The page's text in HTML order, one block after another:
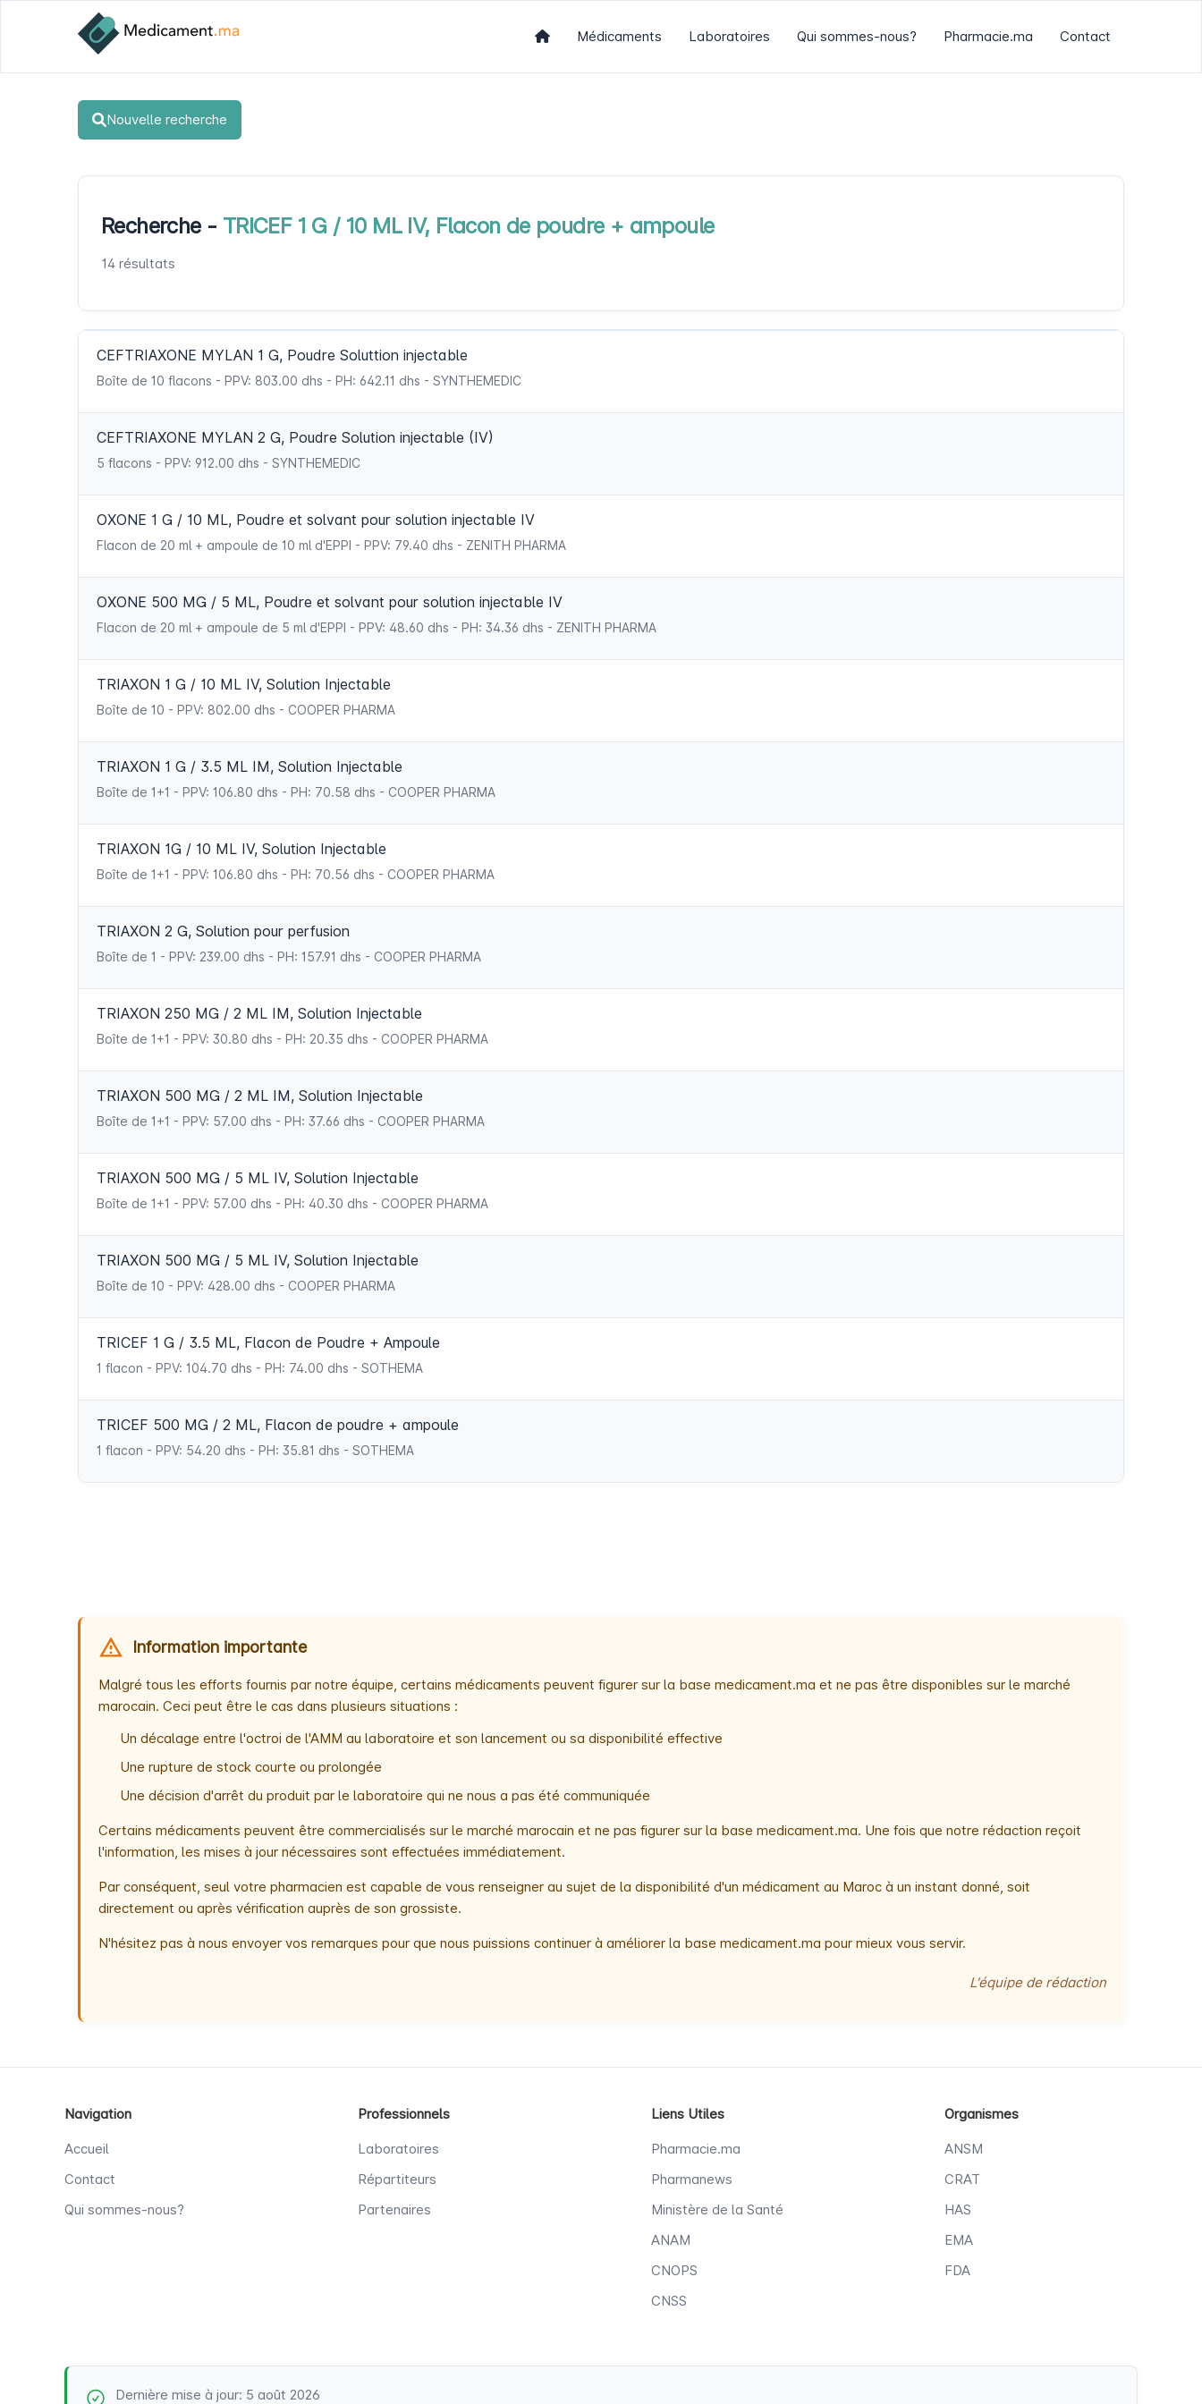
Médicaments Laboratoires Qui sommes-nous? Pharmacie.ma Contact
Nouvelle recherche
Recherche - TRICEF 1 G / 10 ML IV, Flacon de poudre + ampoule
14 résultats
CEFTRIAXONE MYLAN 1 G, Poudre Soluttion injectable
Boîte de 10 flacons - PPV: 803.00 dhs - PH: 642.11 dhs - SYNTHEMEDIC
CEFTRIAXONE MYLAN 2 G, Poudre Solution injectable (IV)
5 flacons - PPV: 912.00 dhs - SYNTHEMEDIC
OXONE 1 G / 10 ML, Poudre et solvant pour solution injectable IV
Flacon de 20 ml + ampoule de 10 ml d'EPPI - PPV: 79.40 dhs - ZENITH PHARMA
OXONE 500 MG / 5 ML, Poudre et solvant pour solution injectable IV
Flacon de 20 ml + ampoule de 5 ml d'EPPI - PPV: 48.60 dhs - PH: 34.36 dhs - ZENITH PHARMA
TRIAXON 1 G / 10 ML IV, Solution Injectable
Boîte de 10 - PPV: 802.00 dhs - COOPER PHARMA
TRIAXON 1 G / 3.5 ML IM, Solution Injectable
Boîte de 1+1 - PPV: 106.80 dhs - PH: 70.58 dhs - COOPER PHARMA
TRIAXON 1G / 10 ML IV, Solution Injectable
Boîte de 1+1 - PPV: 106.80 dhs - PH: 70.56 dhs - COOPER PHARMA
TRIAXON 2 G, Solution pour perfusion
Boîte de 1 - PPV: 239.00 dhs - PH: 157.91 dhs - COOPER PHARMA
TRIAXON 250 MG / 2 ML IM, Solution Injectable
Boîte de 1+1 - PPV: 30.80 dhs - PH: 20.35 dhs - COOPER PHARMA
TRIAXON 500 MG / 2 ML IM, Solution Injectable
Boîte de 1+1 - PPV: 57.00 dhs - PH: 37.66 dhs - COOPER PHARMA
TRIAXON 500 MG / 5 ML IV, Solution Injectable
Boîte de 1+1 - PPV: 57.00 dhs - PH: 40.30 dhs - COOPER PHARMA
TRIAXON 500 MG / 5 ML IV, Solution Injectable
Boîte de 10 - PPV: 428.00 dhs - COOPER PHARMA
TRICEF 1 G / 3.5 ML, Flacon de Poudre + Ampoule
1 flacon - PPV: 104.70 dhs - PH: 74.00 dhs - SOTHEMA
TRICEF 500 MG / 2 ML, Flacon de poudre + ampoule
1 flacon - PPV: 54.20 dhs - PH: 35.81 dhs - SOTHEMA
Information importante
Malgré tous les efforts fournis par notre équipe, certains médicaments peuvent figurer sur la base medicament.ma et ne pas être disponibles sur le marché
marocain. Ceci peut être le cas dans plusieurs situations :
Un décalage entre l'octroi de l'AMM au laboratoire et son lancement ou sa disponibilité effective
Une rupture de stock courte ou prolongée
Une décision d'arrêt du produit par le laboratoire qui ne nous a pas été communiquée
Certains médicaments peuvent être commercialisés sur le marché marocain et ne pas figurer sur la base medicament.ma. Une fois que notre rédaction reçoit
l'information, les mises à jour nécessaires sont effectuées immédiatement.
Par conséquent, seul votre pharmacien est capable de vous renseigner au sujet de la disponibilité d'un médicament au Maroc à un instant donné, soit
directement ou après vérification auprès de son grossiste.
N'hésitez pas à nous envoyer vos remarques pour que nous puissions continuer à améliorer la base medicament.ma pour mieux vous servir.
L'équipe de rédaction
Navigation
Accueil
Contact
Qui sommes-nous?
Professionnels
Laboratoires
Répartiteurs
Partenaires
Liens Utiles
Pharmacie.ma
Pharmanews
Ministère de la Santé
ANAM
CNOPS
CNSS
Organismes
ANSM
CRAT
HAS
EMA
FDA
Dernière mise à jour: 5 août 2026